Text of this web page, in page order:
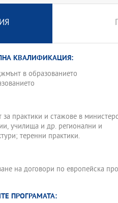
се изследват и разликите между
ИКТ, политически науки,
как да анализираме това, което е
области и теми - национални и
технологии за управление,
култура и управление
на качеството, разбиране на
кандидатите трябва да
от професионални
от други професионални
за надграждане на
за широка реализация.
КВАЛИФИКАЦИЯ:
в образованието
практики и стажове в
училища и др. регионални и
теренни практики.
на договори по европейска
ПРОГРАМАТА: